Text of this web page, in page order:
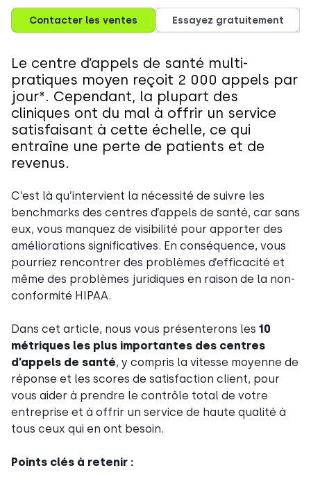
Contacter les ventes Essayez gratuitement
Le centre d’appels de santé multi-
pratiques moyen reçoit 2 000 appels par
jour*. Cependant, la plupart des
cliniques ont du mal à offrir un service
satisfaisant à cette échelle, ce qui
entraîne une perte de patients et de
revenus.
C’est là qu’intervient la nécessité de suivre les
benchmarks des centres d’appels de santé, car sans
eux, vous manquez de visibilité pour apporter des
améliorations significatives. En conséquence, vous
pourriez rencontrer des problèmes d’efficacité et
même des problèmes juridiques en raison de la non-
conformité HIPAA.
Dans cet article, nous vous présenterons les 10
métriques les plus importantes des centres
d’appels de santé, y compris la vitesse moyenne de
réponse et les scores de satisfaction client, pour
vous aider à prendre le contrôle total de votre
entreprise et à offrir un service de haute qualité à
tous ceux qui en ont besoin.
Points clés à retenir :